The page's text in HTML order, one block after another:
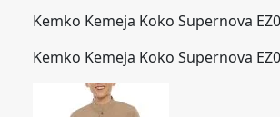
Kemko Kemeja Koko Supernova
Kemko Kemeja Koko Supernova